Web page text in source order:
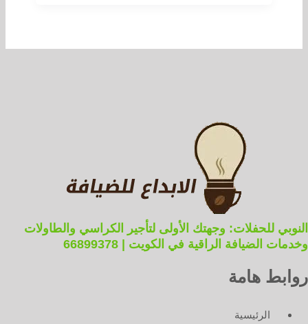
النوبي للحفلات: وجهتك الأولى لتأجير الكراسي والطاولات
وخدمات الضيافة الراقية في الكويت | 66899378
روابط هامة
الرئيسية